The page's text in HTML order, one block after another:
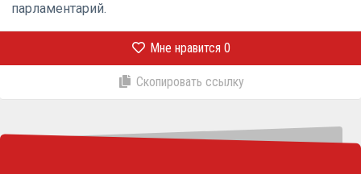
парламентарий.
Мне нравится 0
Скопировать ссылку